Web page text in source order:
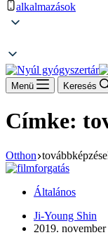
alkalmazások
Menü Keresés
Címke:
Otthon
Általános
Ji-Young Shin
2019. november